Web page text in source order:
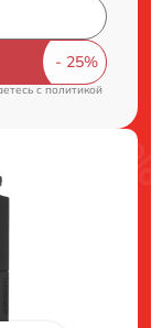
cполитикой